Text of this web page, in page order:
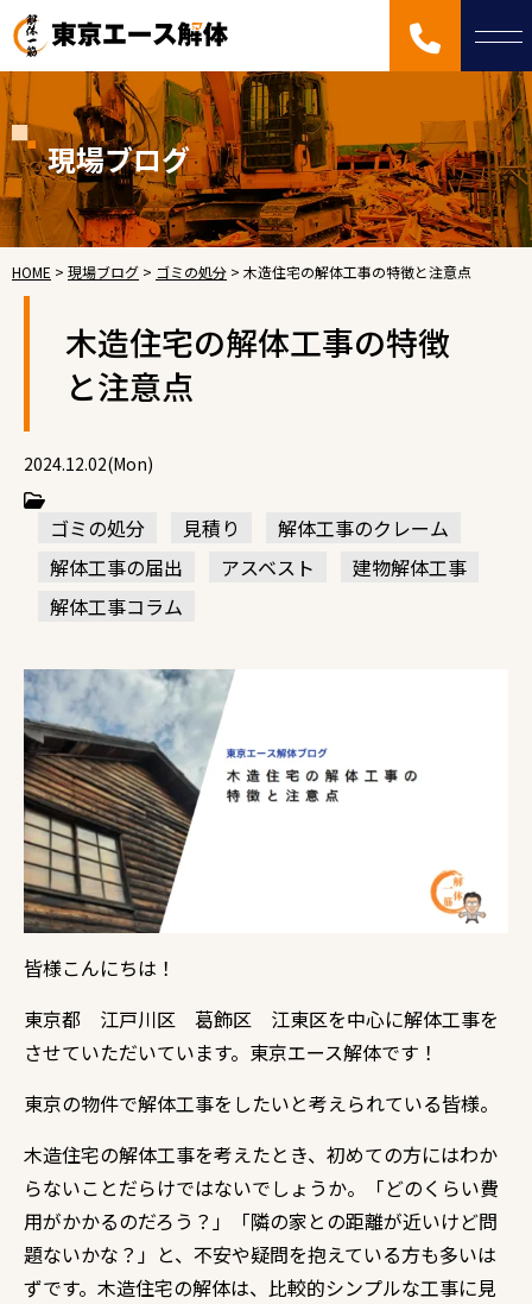
現場ブログ
HOME > 現場ブログ > ゴミの処分 > 木造住宅の解体工事の特徴と注意点
木造住宅の解体工事の特徴
と注意点
2024.12.02(Mon)
ゴミの処分 見積り
解体工事のクレーム
解体工事の届出
アスベスト
建物解体工事
解体工事コラム
皆様こんにちは！
東京都 江戸川区 葛飾区 江東区を中心に解体工事を
させていただいています。東京エース解体です！
東京の物件で解体工事をしたいと考えられている皆様。
木造住宅の解体工事を考えたとき、初めての方にはわか
らないことだらけではないでしょうか。「どのくらい費
用がかかるのだろう？」「隣の家との距離が近いけど問
題ないかな？」と、不安や疑問を抱えている方も多いは
ずです。木造住宅の解体は、比較的シンプルな工事に見